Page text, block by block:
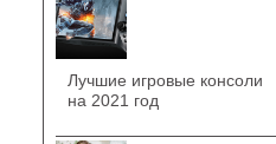
Лучшие игровые консоли
на 2021 год